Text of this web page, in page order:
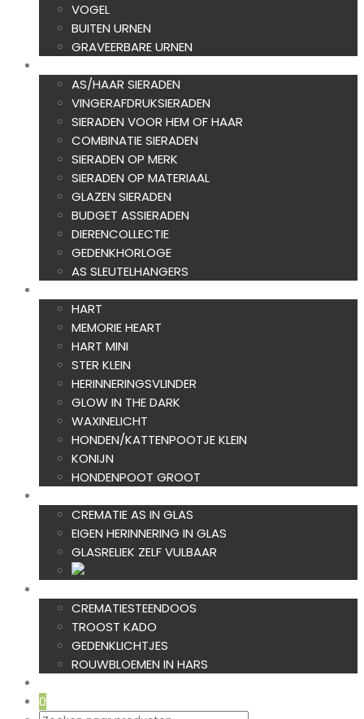
VOGEL
BUITEN URNEN
GRAVEERBARE URNEN
AS/HAAR SIERADEN
VINGERAFDRUKSIERADEN
SIERADEN VOOR HEM OF HAAR
COMBINATIE SIERADEN
SIERADEN OP MERK
SIERADEN OP MATERIAAL
GLAZEN SIERADEN
BUDGET ASSIERADEN
DIERENCOLLECTIE
GEDENKHORLOGE
AS SLEUTELHANGERS
HART
MEMORIE HEART
HART MINI
STER KLEIN
HERINNERINGSVLINDER
GLOW IN THE DARK
WAXINELICHT
HONDEN/KATTENPOOTJE KLEIN
KONIJN
HONDENPOOT GROOT
CREMATIE AS IN GLAS
EIGEN HERINNERING IN GLAS
GLASRELIEK ZELF VULBAAR
CREMATIESTEENDOOS
TROOST KADO
GEDENKLICHTJES
ROUWBLOEMEN IN HARS
0